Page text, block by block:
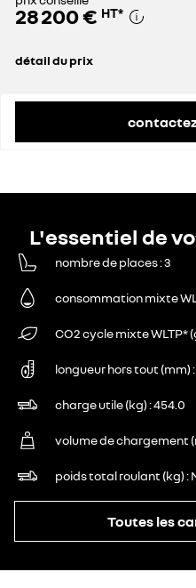
28 200 € HT*
détail du prix
L'essentiel de
nombre de places 3
consommation mixte
CO2 cycle mixte WLTP*
longueur hors tout (mm)
charge utile (kg) 454.0
volume de chargement
poids total roulant (kg)
Toutes les